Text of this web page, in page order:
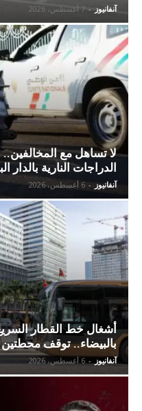
آنفانيوز - 7 أغسطس، 2026
لا تساهل مع
الدراجات النارية بالدار
آنفانيوز - 6 أغسطس، 2026
أشغال خط القطار
بالبيضاء.. توقف محطتين لمدة
آنفانيوز - 6 أغسطس، 2026